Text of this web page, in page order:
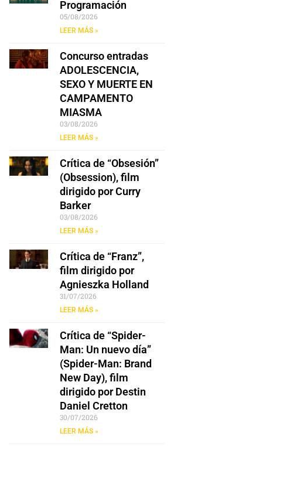
Programación
05/08/2026
LEER MÁS »
Concurso entradas
ADOLESCENCIA,
SEXO Y MUERTE EN
CAMPAMENTO
MIASMA
03/08/2026
LEER MÁS »
Crítica de “Obsesión”
(Obsession), film
dirigido por Curry
Barker
03/08/2026
LEER MÁS »
Crítica de “Franz”,
film dirigido por
Agnieszka Holland
31/07/2026
LEER MÁS »
Crítica de “Spider-
Man: Un nuevo día”
(Spider-Man: Brand
New Day), film
dirigido por Destin
Daniel Cretton
30/07/2026
LEER MÁS »